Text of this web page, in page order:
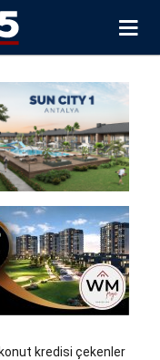
kredisi çekenler